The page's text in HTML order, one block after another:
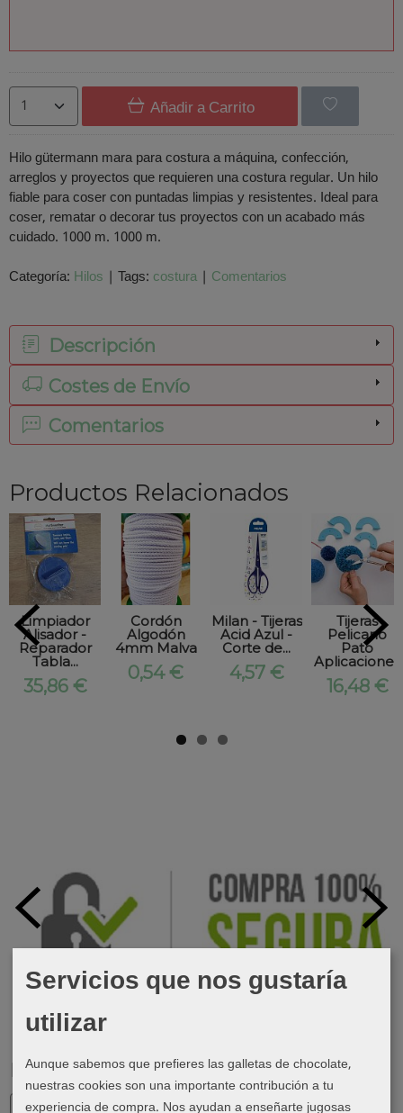
Marcas
Añadir a Carrito
Hilo gütermann mara para costura a máquina, confección,
arreglos y proyectos que requieren una costura regular. Un hilo
fiable para coser con puntadas limpias y resistentes. Ideal para
coser, rematar o decorar tus proyectos con un acabado más
cuidado. 1000 m. 1000 m.
Categoría: Hilos | Tags: costura | Comentarios
Descripción
Costes de Envío
Comentarios
Productos Relacionados
Limpiador
Alisador -
Reparador
Tabla...
35,86 €
Cordón
Algodón
4mm Malva
0,54 €
Milan - Tijeras
Acid Azul -
Corte de...
4,57 €
Tijeras
Pelicano
Pato
Aplicaciones
16,48 €
Servicios que nos gustaría
utilizar
Aunque sabemos que prefieres las galletas de chocolate,
nuestras cookies son una importante contribución a tu
experiencia de compra. Nos ayudan a enseñarte jugosas